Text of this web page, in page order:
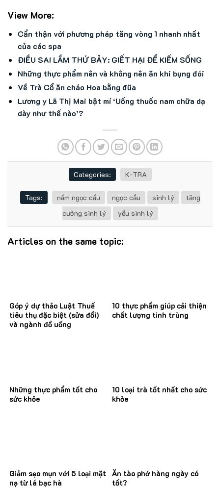
View More:
Cẩn thận với phương pháp tăng vòng 1 nhanh nhất
của các spa
ĐIỀU SAI LẦM THỨ BẢY: GIẾT HẠI ĐỂ KIẾM SỐNG
Những thực phẩm nên và không nên ăn khi bụng đói
Về Trà Cổ ăn cháo Hoa bằng đũa
Lương y Lã Thị Mai bật mí ‘Uống thuốc nam chữa dạ
dày như thế nào’?
Categories: K-TRA
Tags: nấm ngọc cẩu ngọc cầu sinh lý
tăng
cường sinh lý
yếu sinh lý
Articles on the same topic:
Góp ý dự thảo Luật Thuế
tiêu thụ đặc biệt (sửa đổi)
và ngành đồ uống
10 thực phẩm giúp cải thiện
chất lượng tinh trùng
Những thực phẩm tốt cho
sức khỏe
10 loại trà tốt nhất cho sức
khỏe
Giảm sẹo mụn với 5 loại mặt
nạ từ lá bạc hà
Ăn tào phớ hàng ngày có
tốt?